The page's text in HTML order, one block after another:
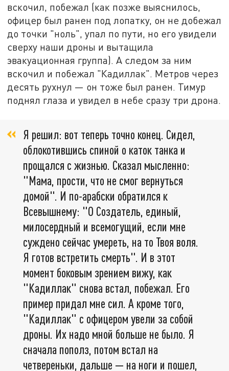
вскочил, побежал (как позже выяснилось,
офицер был ранен под лопатку, он не добежал
до точки "ноль", упал по пути, но его увидели
сверху наши дроны и вытащила
эвакуационная группа). А следом за ним
вскочил и побежал "Кадиллак". Метров через
десять рухнул — он тоже был ранен. Тимур
поднял глаза и увидел в небе сразу три дрона.
Я решил: вот теперь точно конец. Сидел,
облокотившись спиной о каток танка и
прощался с жизнью. Сказал мысленно:
"Мама, прости, что не смог вернуться
домой". И по-арабски обратился к
Всевышнему: "О Создатель, единый,
милосердный и всемогущий, если мне
суждено сейчас умереть, на то Твоя воля.
Я готов встретить смерть". И в этот
момент боковым зрением вижу, как
"Кадиллак" снова встал, побежал. Его
пример придал мне сил. А кроме того,
"Кадиллак" с офицером увели за собой
дроны. Их надо мной больше не было. Я
сначала пополз, потом встал на
четвереньки, дальше — на ноги и пошел,